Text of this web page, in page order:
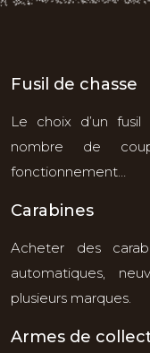
Fusil de chasse
Le choix d’un
nombre de
fonctionnement…
Carabines
Acheter des
automatiques,
plusieurs marques.
Armes de